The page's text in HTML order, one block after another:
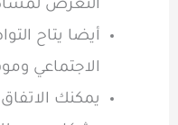
التعرض
أيضا يتاح
الاجتماعي
يمكنك